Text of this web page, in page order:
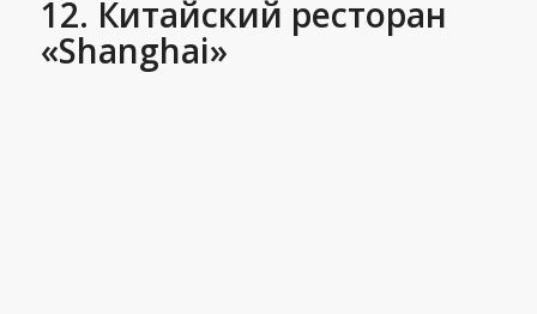
12. Китайский ресторан
«Shanghai»